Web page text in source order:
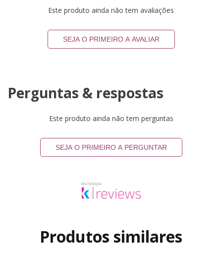
Este produto ainda não tem avaliações
SEJA O PRIMEIRO A AVALIAR
Perguntas & respostas
Este produto ainda não tem perguntas
SEJA O PRIMEIRO A PERGUNTAR
Produtos similares